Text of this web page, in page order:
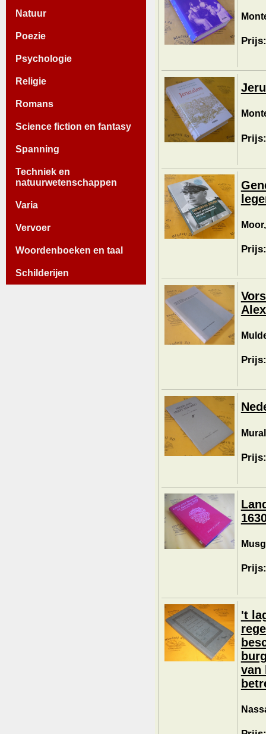
Natuur
Poezie
Psychologie
Religie
Romans
Science fiction en fantasy
Spanning
Techniek en
natuurwetenschappen
Varia
Vervoer
Woordenboeken en taal
Schilderijen
't
van